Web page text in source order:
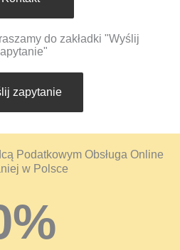
do zakładki "Wyślij
zapytanie
Podatkowym Obsługa Online
w Polsce
%